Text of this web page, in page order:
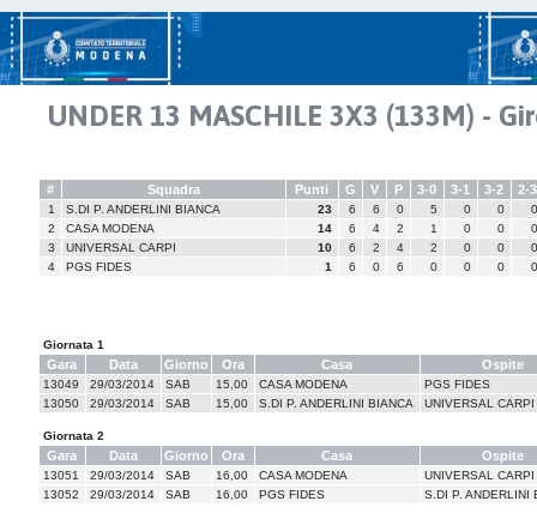
UNDER 13 MASCHILE 3X3 (133M) -
# Squadra Punti G V P 3-0 3-1 3-2 2-3
1 S.DI P. ANDERLINI BIANCA 23 6 6 0 5 0 0
0
2
CASA MODENA 14 6 4 2 1 0 0
0
3
UNIVERSAL CARPI 10 6 2 4 2 0 0
0
4
PGS FIDES 1 6 0 6 0 0 0 0
Giornata 1
Gara Data Giorno Ora Casa Ospite
13049 29/03/2014 SAB 15,00 CASA MODENA
PGS FIDES
13050
29/03/2014 SAB 15,00 S.DI P. ANDERLINI BIANCA UNIVERSAL CARPI
Giornata 2
Gara Data Giorno Ora Casa Ospite
13051 29/03/2014 SAB 16,00 CASA MODENA
UNIVERSAL CARPI
13052
29/03/2014 SAB 16,00 PGS FIDES S.DI P. ANDERLINI